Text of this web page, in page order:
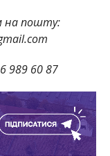
на пошту:
989 60 87